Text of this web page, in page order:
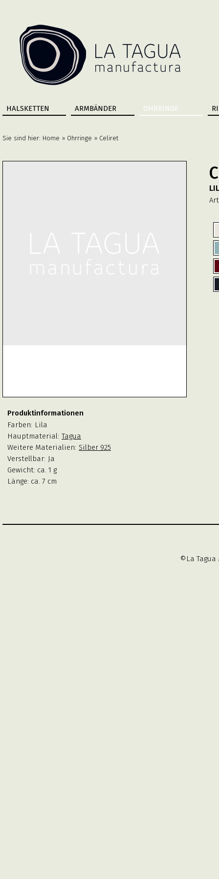
HALSKETTEN ARMBÄNDER OHRRINGE
Sie sind hier: Home » Ohrringe » Celiret
Produktinformationen
Farben: Lila
Hauptmaterial: Tagua
Weitere Materialien: Silber 925
Verstellbar: Ja
Gewicht: ca. 1 g
Länge: ca. 7 cm
©La Tagua